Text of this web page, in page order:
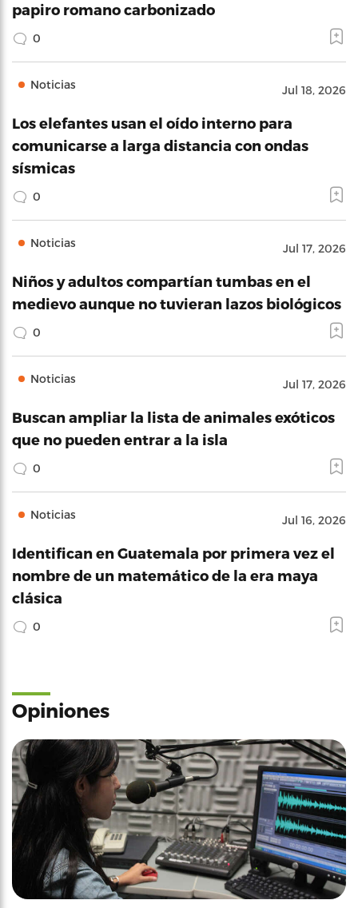
papiro romano carbonizado
0
Noticias Jul 18, 2026
Los elefantes usan el oído interno para
comunicarse a larga distancia con ondas
sísmicas
0
Noticias Jul 17, 2026
Niños y adultos compartían tumbas en el
medievo aunque no tuvieran lazos biológicos
0
Noticias Jul 17, 2026
Buscan ampliar la lista de animales exóticos
que no pueden entrar a la isla
0
Noticias Jul 16, 2026
Identifican en Guatemala por primera vez el
nombre de un matemático de la era maya
clásica
0
Opiniones